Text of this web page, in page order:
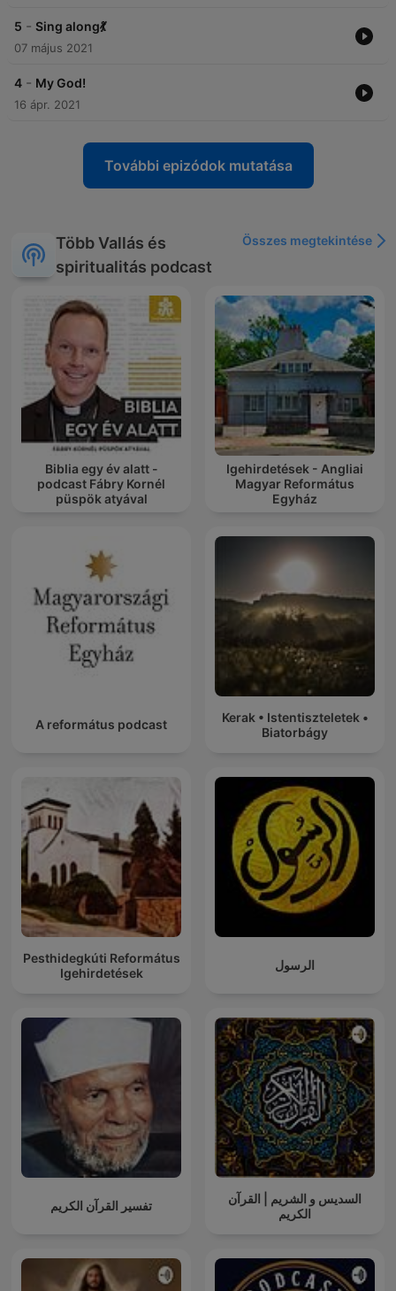
5 - Sing along💃
07 május 2021
4 - My God!
16 ápr. 2021
További epizódok mutatása
Több Vallás és
spiritualitás podcast
Összes megtekintése
Biblia egy év alatt -
podcast Fábry Kornél
püspök atyával
Igehirdetések - Angliai
Magyar Református
Egyház
A református podcast
Kerak • Istentiszteletek •
Biatorbágy
Pesthidegkúti Református
Igehirdetések
الرسول
تفسير القرآن الكريم
السديس و الشريم | القرآن
الكريم